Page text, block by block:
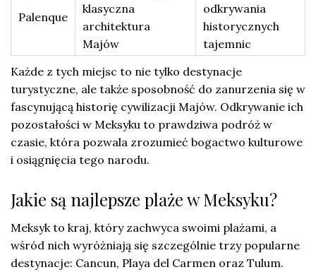
Palenque
klasyczna
architektura
Majów
odkrywania
historycznych
tajemnic
Każde z tych miejsc to nie tylko destynacje
turystyczne, ale także sposobność do zanurzenia się w
fascynującą historię cywilizacji Majów. Odkrywanie ich
pozostałości w Meksyku to prawdziwa podróż w
czasie, która pozwala zrozumieć bogactwo kulturowe
i osiągnięcia tego narodu.
Jakie są najlepsze plaże w Meksyku?
Meksyk to kraj, który zachwyca swoimi plażami, a
wśród nich wyróżniają się szczególnie trzy popularne
destynacje: Cancun, Playa del Carmen oraz Tulum.